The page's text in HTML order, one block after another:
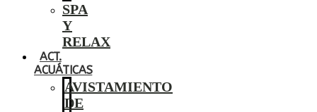
SPA
Y
RELAX
ACT.
ACUÁTICAS
AVISTAMIENTO
DE